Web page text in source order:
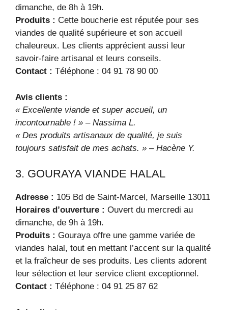
dimanche, de 8h à 19h.
Produits : Cette boucherie est réputée pour ses
viandes de qualité supérieure et son accueil
chaleureux. Les clients apprécient aussi leur
savoir-faire artisanal et leurs conseils.
Contact : Téléphone : 04 91 78 90 00
Avis clients :
« Excellente viande et super accueil, un
incontournable ! » – Nassima L.
« Des produits artisanaux de qualité, je suis
toujours satisfait de mes achats. » – Hacène Y.
3. GOURAYA VIANDE HALAL
Adresse : 105 Bd de Saint-Marcel, Marseille 13011
Horaires d’ouverture : Ouvert du mercredi au
dimanche, de 9h à 19h.
Produits : Gouraya offre une gamme variée de
viandes halal, tout en mettant l’accent sur la qualité
et la fraîcheur de ses produits. Les clients adorent
leur sélection et leur service client exceptionnel.
Contact : Téléphone : 04 91 25 87 62